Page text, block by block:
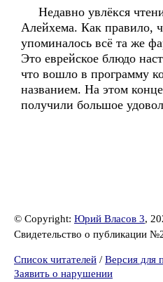
Недавно увлёкся
Алейхема. Как правило,
упоминалось всё та же
Это еврейское блюдо
что вошло в программу
названием. На этом
получили большое
© Copyright: Юрий Власов 3,
Свидетельство о публикации
Список читателей / Версия для
Заявить о нарушении